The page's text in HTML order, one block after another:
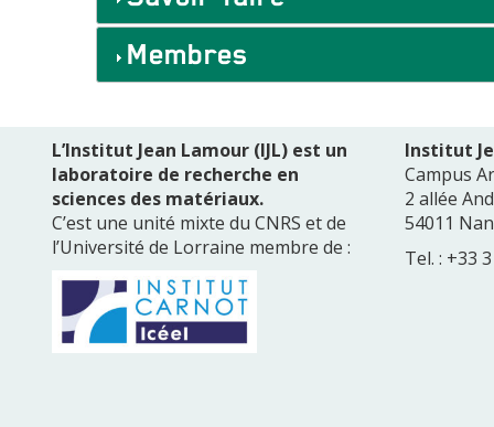
Membres
L’Institut Jean Lamour (IJL) est un
laboratoire de recherche en
sciences des matériaux.
C’est une unité mixte du CNRS et de
l’Université de Lorraine membre de :
Institut
Campus
2 allée
54011
Tel. : +33